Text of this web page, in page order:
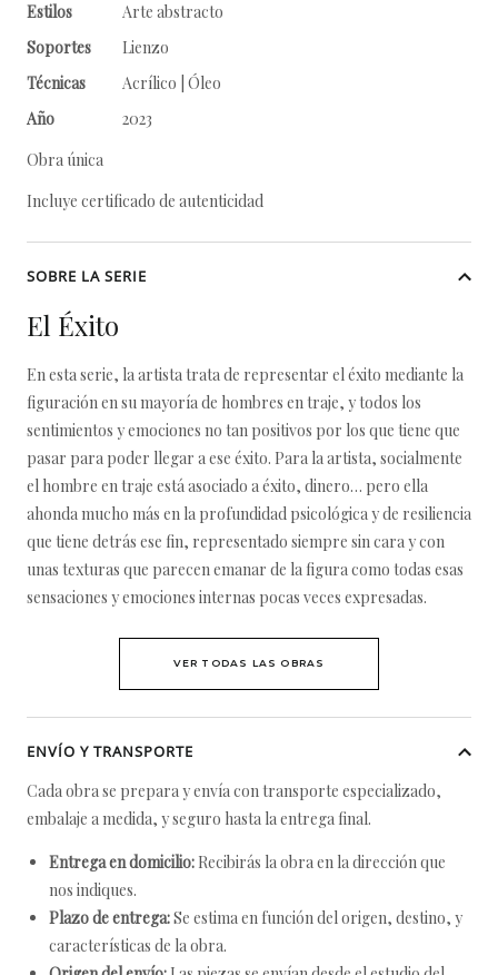
Estilos
Arte abstracto
Soportes
Lienzo
Técnicas
Acrílico | Óleo
Año
2023
Obra única
Incluye certificado de autenticidad
SOBRE LA SERIE
El Éxito
En esta serie, la artista trata de representar el éxito mediante la
figuración en su mayoría de hombres en traje, y todos los
sentimientos y emociones no tan positivos por los que tiene que
pasar para poder llegar a ese éxito. Para la artista, socialmente
el hombre en traje está asociado a éxito, dinero… pero ella
ahonda mucho más en la profundidad psicológica y de resiliencia
que tiene detrás ese fin, representado siempre sin cara y con
unas texturas que parecen emanar de la figura como todas esas
sensaciones y emociones internas pocas veces expresadas.
VER TODAS LAS OBRAS
ENVÍO Y TRANSPORTE
Cada obra se prepara y envía con transporte especializado,
embalaje a medida, y seguro hasta la entrega final.
Entrega en domicilio: Recibirás la obra en la dirección que
nos indiques.
Plazo de entrega:Se estima en función del origen, destino, y
características de la obra.